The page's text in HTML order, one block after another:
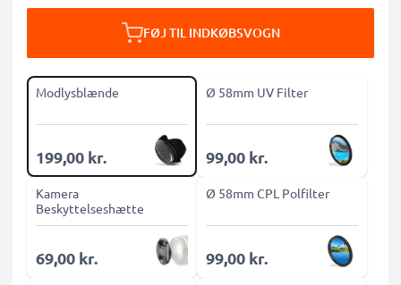
FØJ TIL INDKØBSVOGN
Modlysblænde
199,00 kr.
Ø 58mm UV Filter
99,00 kr.
Kamera
Beskyttelseshætte
69,00 kr.
Ø 58mm CPL Polfilter
99,00 kr.